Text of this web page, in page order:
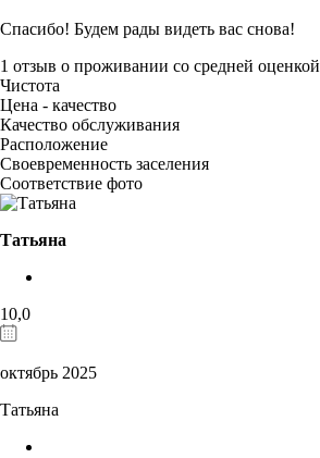
Спасибо! Будем рады видеть вас снова!
1 отзыв о проживании со средней оценкой
Чистота
Цена - качество
Качество обслуживания
Расположение
Своевременность заселения
Соответствие фото
Татьяна
10,0
октябрь 2025
Татьяна